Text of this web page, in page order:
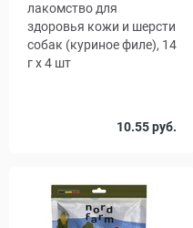
лакомство для
здоровья кожи и шерсти
собак (куриное филе), 14
г x 4 шт
10.55 руб.
1 48